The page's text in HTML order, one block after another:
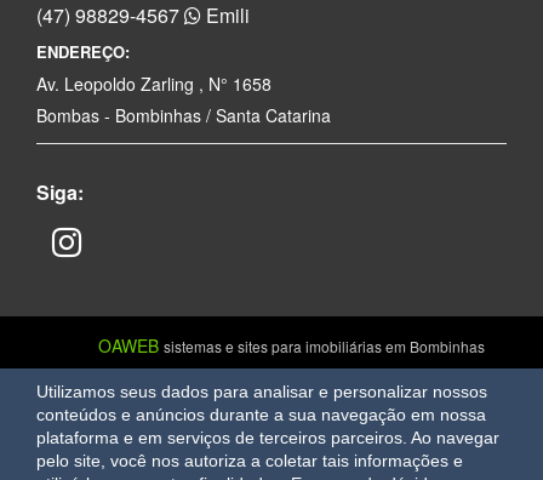
Utilizamos seus dados para analisar e personalizar nossos
conteúdos e anúncios durante a sua navegação em nossa
plataforma e em serviços de terceiros parceiros. Ao navegar
pelo site, você nos autoriza a coletar tais informações e
(47) 98829-4567
Emili
ENDEREÇO:
Av. Leopoldo Zarling , N° 1658
Bombas - Bombinhas / Santa Catarina
Siga:
OAWEB sistemas e sites para imobiliárias em Bombinhas